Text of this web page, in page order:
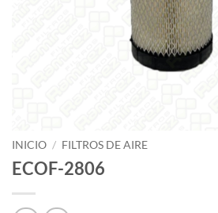
INICIO / FILTROS DE AIRE
ECOF-2806